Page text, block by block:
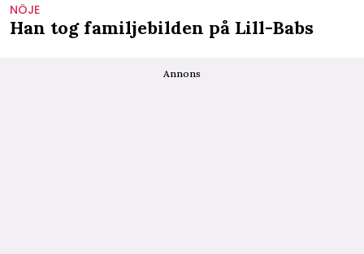
NÖJE
Han tog familjebilden på Lill-Babs
Annons